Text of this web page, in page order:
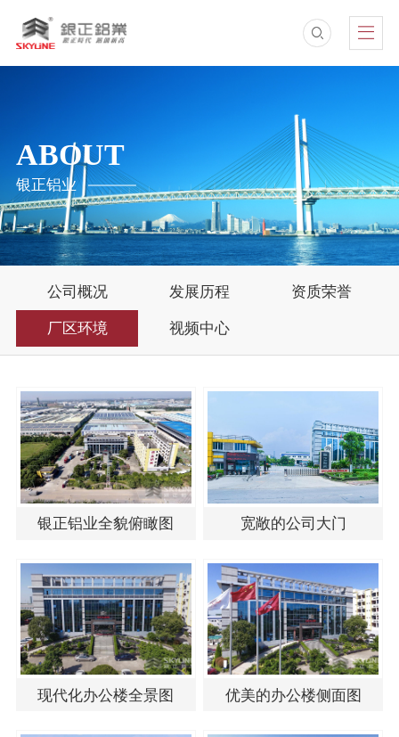
ABOUT
银正铝业
公司概况 发展历程 资质荣誉
厂区环境 视频中心
银正铝业全貌俯瞰图 宽敞的公司大门
现代化办公楼全景图 优美的办公楼侧面图